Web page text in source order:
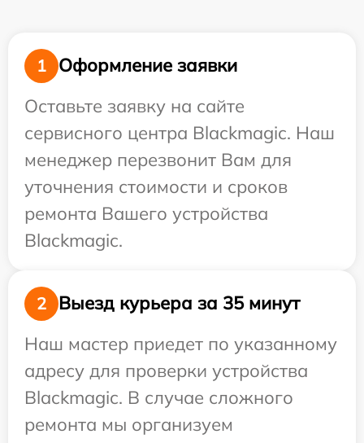
1
Оформление заявки
Оставьте заявку на сайте
сервисного центра Blackmagic. Наш
менеджер перезвонит Вам для
уточнения стоимости и сроков
ремонта Вашего устройства
Blackmagic.
2
Выезд курьера за 35 минут
Наш мастер приедет по указанному
адресу для проверки устройства
Blackmagic. В случае сложного
ремонта мы организуем